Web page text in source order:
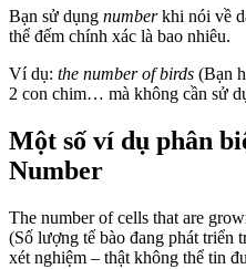
Bạn sử dụng numberkhi nói về
thể đếm chính xác là bao nhiêu.
Ví dụ: the number of birds (Bạn
2 con chim… mà không cần sử
Một số ví dụ phân
Number
The number of cells that are
(Số lượng tế bào đang phát triển
xét nghiệm – thật không thể tin